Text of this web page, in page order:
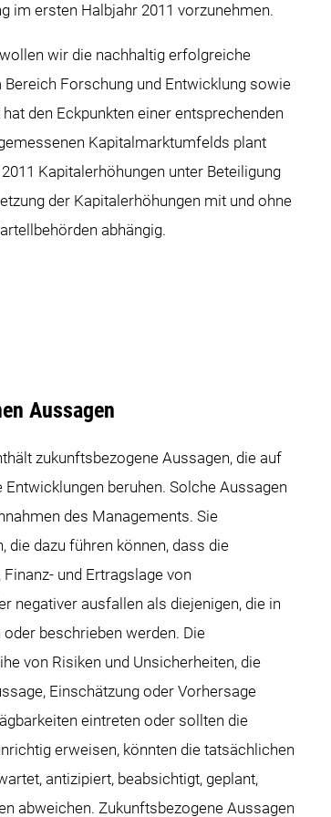
im ersten Halbjahr 2011 vorzunehmen.
wir die nachhaltig erfolgreiche
Forschung und Entwicklung sowie
den Eckpunkten einer entsprechenden
Kapitalmarktumfelds plant
Kapitalerhöhungen unter Beteiligung
der Kapitalerhöhungen mit und ohne
abhängig.
Aussagen
zukunftsbezogene Aussagen, die auf
beruhen. Solche Aussagen
des Managements. Sie
die dazu führen können, dass die
und Ertragslage von
negativer ausfallen als diejenigen, die in
beschrieben werden. Die
von Risiken und Unsicherheiten, die
Einschätzung oder Vorhersage
eintreten oder sollten die
erweisen, könnten die tatsächlichen
antizipiert, beabsichtigt, geplant,
abweichen. Zukunftsbezogene Aussagen